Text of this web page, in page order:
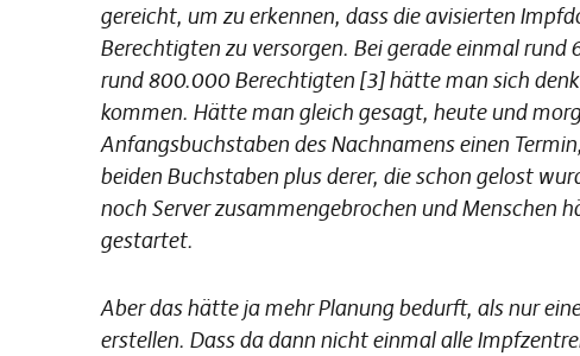
gereicht, um zu erkennen, dass die avisierten
Berechtigten zu versorgen. Bei gerade einmal
rund 800.000 Berechtigten [3] hätte man sich
kommen. Hätte man gleich gesagt, heute und
Anfangsbuchstaben des Nachnamens einen
beiden Buchstaben plus derer, die schon gelost
noch Server zusammengebrochen und Menschen
gestartet.
Aber das hätte ja mehr Planung bedurft, als nur
erstellen. Dass da dann nicht einmal alle